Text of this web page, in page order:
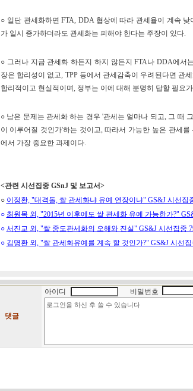
○ 일단 관세화하면 FTA, DDA 협상에 따라 관세율이 계속
가 일시 증가하더라도 관세화는 피해야 한다는 주장이 있다.
○ 그러나 지금 관세화 하든지 하지 않든지 FTA나 DDA에서
장은 합리성이 없고, TPP 등에서 관세감축이 우려된다면 관
합리적이고 현실적이며, 정부는 이에 대해 분명히 답할 필요
○ 남은 문제는 관세화 하는 경우 '관세는 얼마나 되고, 그 때
이 이루어질 것인가'하는 것이고, 따라서 가능한 높은 관세
에서 가장 중요한 과제이다.
<관련 시선집중 GSnJ 및 보고서>
○ 이정환, "대격돌, 쌀 관세화냐 유예 연장이냐" GS&J 시선집
○ 최원목 외, "2015년 이후에도 쌀 관세화 유예 가능한가?"
○ 서진교 외, "쌀 중도관세화의 오해와 진실" GS&J 시선집중
○ 김명환 외, "쌀 관세화유예를 계속 할 것인가?" GS&J 시선집
댓글
아이디 비밀번호